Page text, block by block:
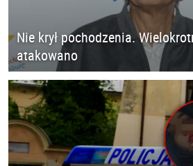
Nie krył pochodzenia.
atakowano